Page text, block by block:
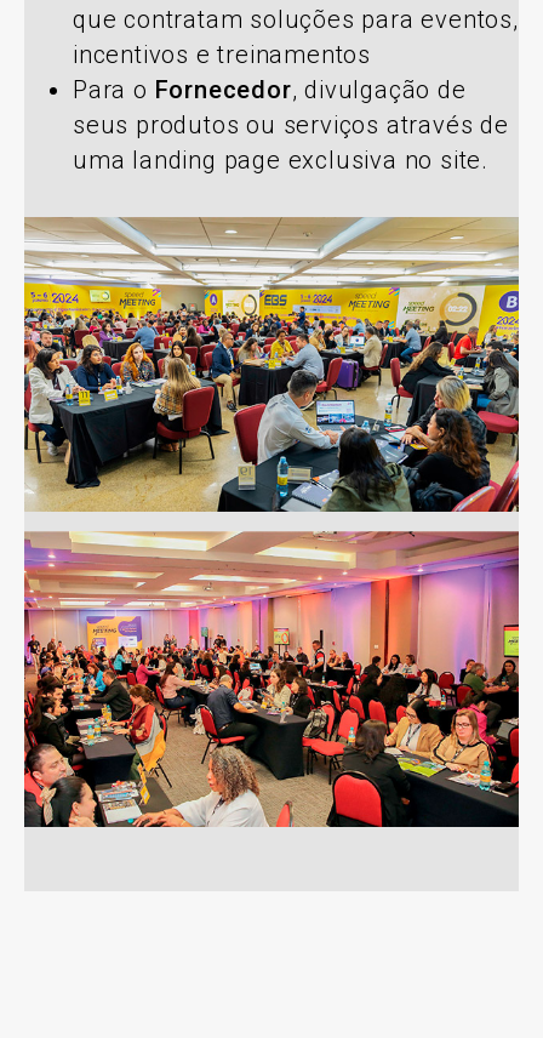
que contratam soluções para eventos,
incentivos e treinamentos
Para o Fornecedor, divulgação de
seus produtos ou serviços através de
uma landing page exclusiva no site.